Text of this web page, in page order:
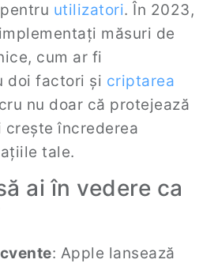
utilizatori. În 2023,
măsuri de
cum ar fi
doi factori și criptarea
nu doar că protejează
încrederea
tale.
ai în vedere ca
: Apple lansează